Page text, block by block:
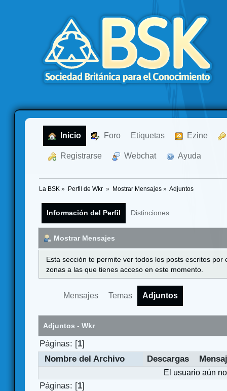
Inicio Foro Etiquetas Ezine
Registrarse Webchat Ayuda
La BSK » Perfil de Wkr » Mostrar Mensajes» Adjuntos
Información del Perfil Distinciones
Mostrar Mensajes
Esta sección te permite ver todos los posts escritos
zonas a las que tienes acceso en este momento.
Mensajes Temas Adjuntos
Adjuntos - Wkr
Páginas: [1]
Nombre del Archivo
Descargas
El usuario aún
Páginas: [1]